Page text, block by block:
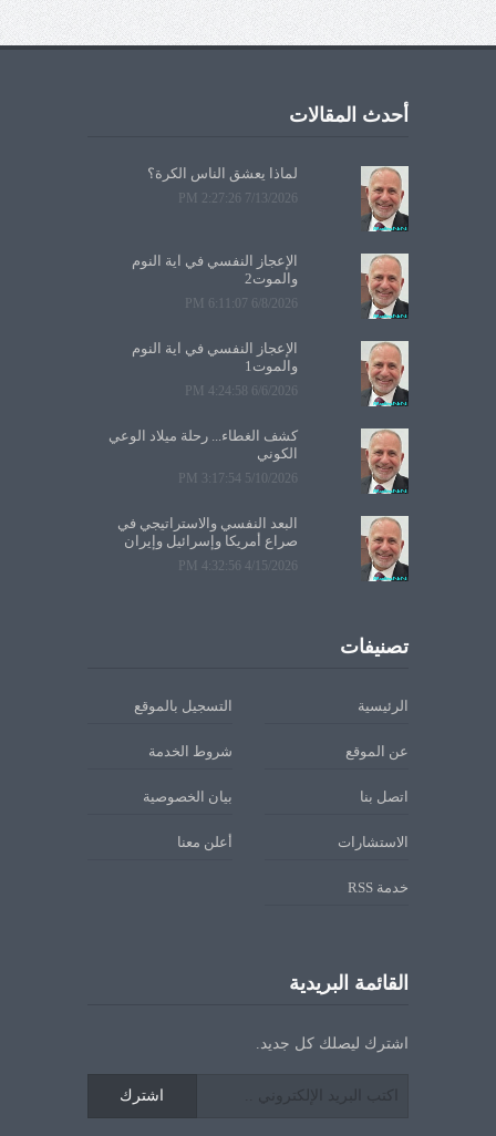
أحدث المقالات
لماذا يعشق الناس الكرة؟
7/13/2026 2:27:26 PM
الإعجاز النفسي في آية النوم
والموت2
6/8/2026 6:11:07 PM
الإعجاز النفسي في آية النوم
والموت1
6/6/2026 4:24:58 PM
كشف الغطاء... رحلة ميلاد الوعي
الكوني
5/10/2026 3:17:54 PM
البعد النفسي والاستراتيجي في
صراع أمريكا وإسرائيل وإيران
4/15/2026 4:32:56 PM
تصنيفات
الرئيسية التسجيل بالموقع
عن الموقع شروط الخدمة
اتصل بنا بيان الخصوصية
الاستشارات أعلن معنا
خدمة RSS
القائمة البريدية
اشترك ليصلك كل جديد.
اشترك